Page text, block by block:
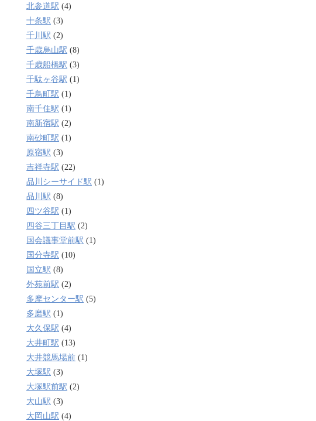
北参道駅 (4)
十条駅 (3)
千川駅 (2)
千歳烏山駅 (8)
千歳船橋駅 (3)
千駄ヶ谷駅 (1)
千鳥町駅 (1)
南千住駅 (1)
南新宿駅 (2)
南砂町駅 (1)
原宿駅 (3)
吉祥寺駅 (22)
品川シーサイド駅 (1)
品川駅 (8)
四ツ谷駅 (1)
四谷三丁目駅 (2)
国会議事堂前駅 (1)
国分寺駅 (10)
国立駅 (8)
外苑前駅 (2)
多摩センター駅 (5)
多磨駅 (1)
大久保駅 (4)
大井町駅 (13)
大井競馬場前 (1)
大塚駅 (3)
大塚駅前駅 (2)
大山駅 (3)
大岡山駅 (4)